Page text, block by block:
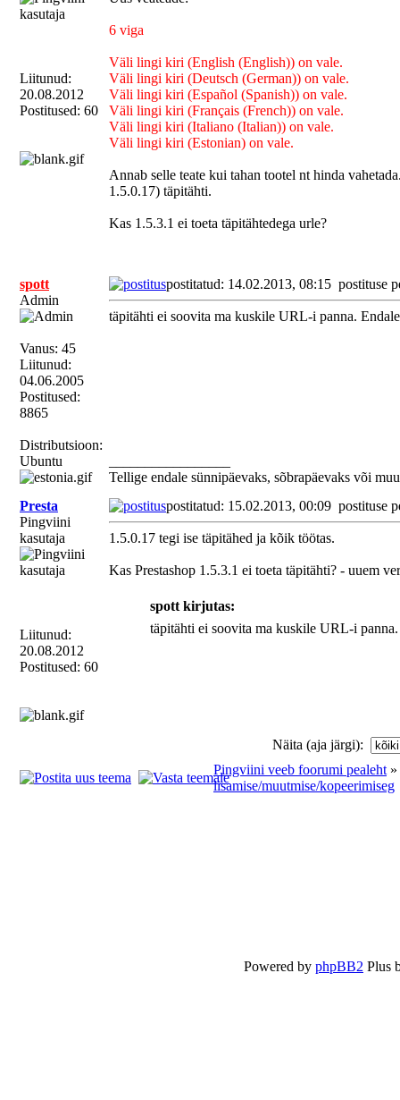
"ps_", siis muudke see
Allikas:PrestaShopi
Liitunud:
20.08.2012
Postitused: 60
6 viga
Väli lingi kiri (English (English)) on vale.
Väli lingi kiri (Deutsch (German)) on vale.
Väli lingi kiri (Español (Spanish)) on vale.
Väli lingi kiri (Français (French)) on vale.
Väli lingi kiri (Italiano (Italian)) on vale.
Väli lingi kiri (Estonian) on vale.
Annab selle teate kui tahan tootel nt hinda
1.5.0.17) täpitähti.
Kas 1.5.3.1 ei toeta täpitähtedega urle?
spott
Admin
Vanus: 45
Liitunud:
04.06.2005
Postitused:
8865
Distributsioon:
Ubuntu
postitatud: 14.02.2013, 08:15 postituse
täpitähti ei soovita ma kuskile URL-i panna.
Tellige endale sünnipäevaks, sõbrapäevaks või
Presta
Pingviini
kasutaja
Liitunud:
20.08.2012
Postitused: 60
postitatud: 15.02.2013, 00:09 postituse
1.5.0.17 tegi ise täpitähed ja kõik töötas.
Kas Prestashop 1.5.3.1 ei toeta täpitähti? - uuem
spott kirjutas:
täpitähti ei soovita ma kuskile URL-i
Näita (aja järgi):
Pingviini veeb foorumi pealeht »
lisamise/muutmise/kopeerimiseg
Powered by phpBB2 Plus